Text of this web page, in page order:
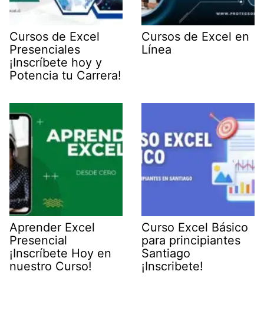
Cursos de Excel
Presenciales
¡Inscríbete hoy y
Potencia tu Carrera!
Cursos de Excel en
Línea
Aprender Excel
Presencial
¡Inscríbete Hoy en
nuestro Curso!
Curso Excel Básico
para principiantes
Santiago
¡Inscribete!